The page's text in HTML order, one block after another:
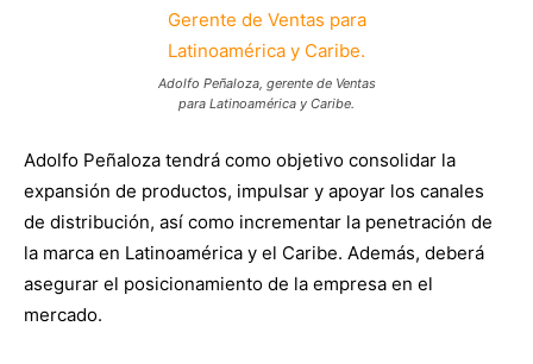
Adolfo Peñaloza, gerente de Ventas
para Latinoamérica y Caribe.
Adolfo Peñaloza tendrá como objetivo consolidar la
expansión de productos, impulsar y apoyar los canales
de distribución, así como incrementar la penetración de
la marca en Latinoamérica y el Caribe. Además, deberá
asegurar el posicionamiento de la empresa en el
mercado.